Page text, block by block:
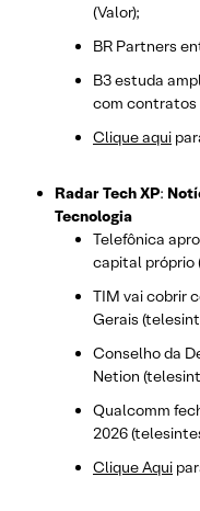
(Valor);
BR Partners
B3 estuda
com contratos
Clique aqui
Radar Tech XP:
Tecnologia
Telefônica
capital próprio
TIM vai cobrir
Gerais
Conselho da
Netion
Qualcomm
2026
Clique Aqui